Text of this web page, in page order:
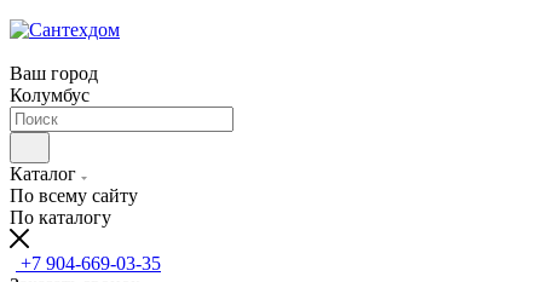
Ваш город
Колумбус
Каталог
По всему сайту
По каталогу
+7 904-669-03-35